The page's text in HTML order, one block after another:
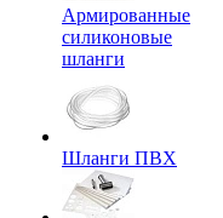
Армированные
силиконовые
шланги
Шланги ПВХ